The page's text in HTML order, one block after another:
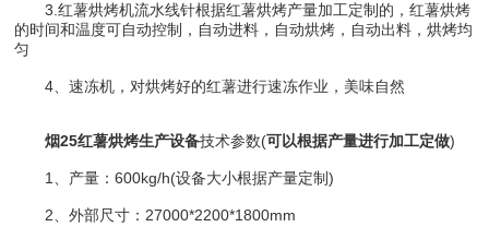
3.红薯烘烤机流水线针根据红薯烘烤产量加工定制的，红薯烘烤
的时间和温度可自动控制，自动进料，自动烘烤，自动出料，烘烤均
匀
4、速冻机，对烘烤好的红薯进行速冻作业，美味自然
烟25红薯烘烤生产设备技术参数(可以根据产量进行加工定做)
1、产量：600kg/h(设备大小根据产量定制)
2、外部尺寸：27000*2200*1800mm